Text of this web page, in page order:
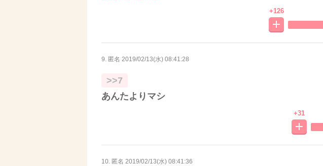
+126
9. 匿名 2019/02/13(水) 08:41:28
>>7
あんたよりマシ
+31
10. 匿名 2019/02/13(水) 08:41:36